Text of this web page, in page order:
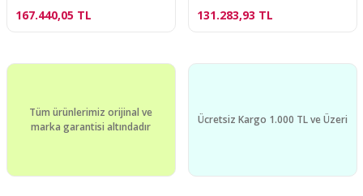
167.440,05 TL 131.283,93 TL
Tüm ürünlerimiz orijinal ve
marka garantisi altındadır
Ücretsiz Kargo 1.000 TL ve Üzeri